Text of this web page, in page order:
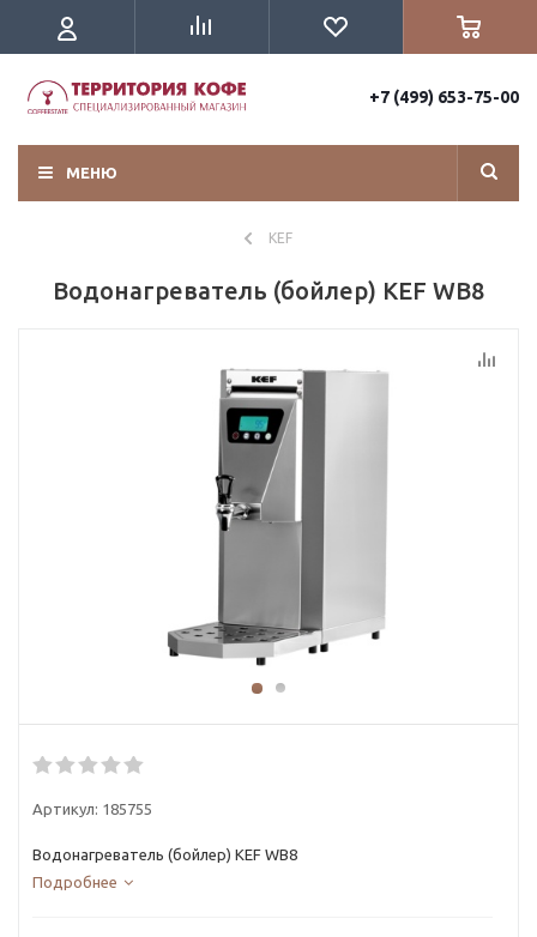
+7 (499) 653-75-00
МЕНЮ
KEF
Водонагреватель (бойлер) KEF WB8
Артикул: 185755
Водонагреватель (бойлер) KEF WB8
Подробнее